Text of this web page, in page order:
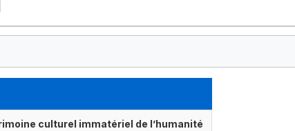
culturel immatériel de l’humanité